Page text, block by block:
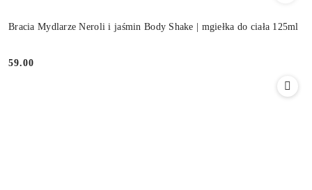
Bracia Mydlarze Neroli i jaśmin Body Shake | mgiełka do ciała 125ml
Cena:
59.00